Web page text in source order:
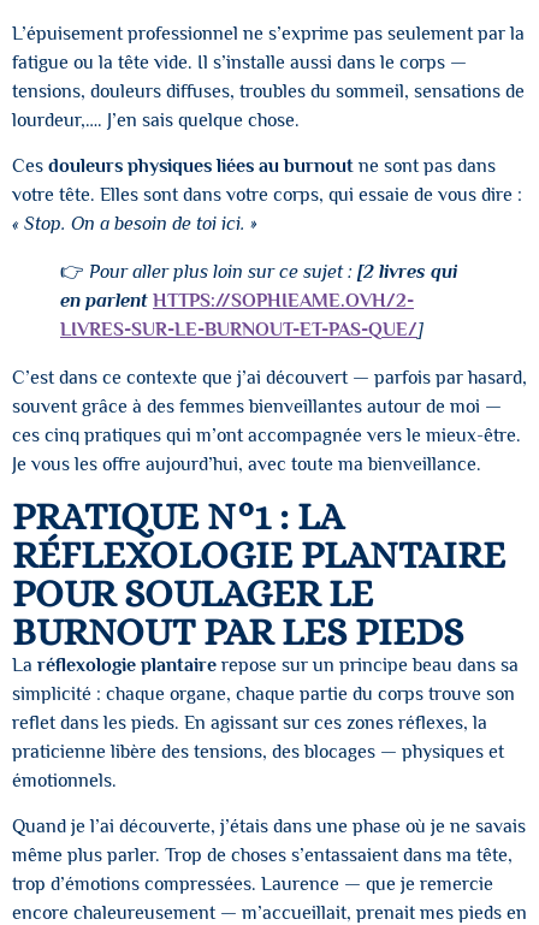
L’épuisement professionnel ne s’exprime pas seulement par la
fatigue ou la tête vide. Il s’installe aussi dans le corps —
tensions, douleurs diffuses, troubles du sommeil, sensations de
lourdeur,…. J’en sais quelque chose.
Ces douleurs physiques liées au burnout ne sont pas dans
votre tête. Elles sont dans votre corps, qui essaie de vous dire :
« Stop. On a besoin de toi ici. »
👉 Pour aller plus loin sur ce sujet : [2 livres qui
en parlent HTTPS://SOPHIEAME.OVH/2-
LIVRES-SUR-LE-BURNOUT-ET-PAS-QUE/]
C’est dans ce contexte que j’ai découvert — parfois par hasard,
souvent grâce à des femmes bienveillantes autour de moi —
ces cinq pratiques qui m’ont accompagnée vers le mieux-être.
Je vous les offre aujourd’hui, avec toute ma bienveillance.
PRATIQUE N°1 : LA
RÉFLEXOLOGIE PLANTAIRE
POUR SOULAGER LE
BURNOUT PAR LES PIEDS
La réflexologie plantaire repose sur un principe beau dans sa
simplicité : chaque organe, chaque partie du corps trouve son
reflet dans les pieds. En agissant sur ces zones réflexes, la
praticienne libère des tensions, des blocages — physiques et
émotionnels.
Quand je l’ai découverte, j’étais dans une phase où je ne savais
même plus parler. Trop de choses s’entassaient dans ma tête,
trop d’émotions compressées. Laurence — que je remercie
encore chaleureusement — m’accueillait, prenait mes pieds en